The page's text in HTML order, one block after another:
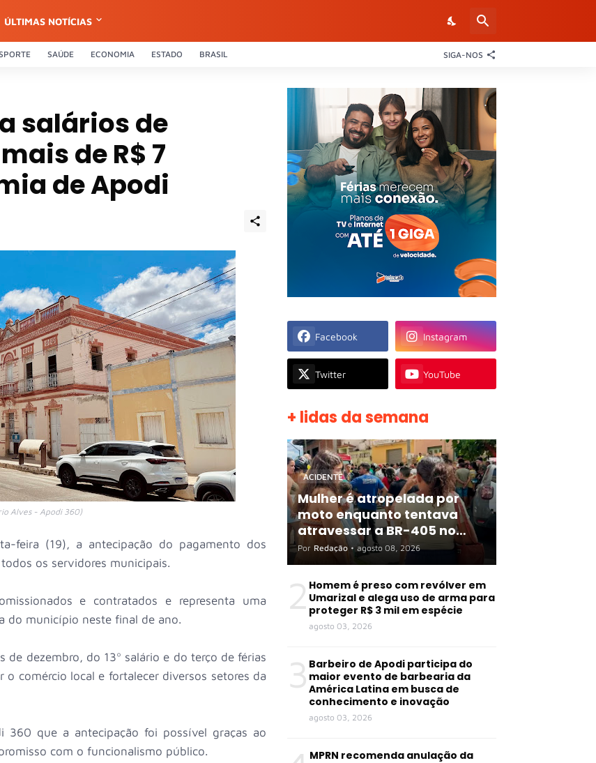
ÚLTIMAS NOTÍCIAS
SAÚDE ECONOMIA ESTADO BRASIL SIGA-NOS
salários de
de R$ 7
de Apodi
Alves - Apodi 360)
feira (19), a antecipação do pagamento dos
os servidores municipais.
e contratados e representa uma
do município neste final de ano.
dezembro, do 13º salário e do terço de férias
o comércio local e fortalecer diversos setores da
360 que a antecipação foi possível graças ao
com o funcionalismo público.
Facebook Instagram
Twitter YouTube
+ lidas da semana
ACIDENTE
Mulher é atropelada por
moto enquanto tentava
atravessar a BR-405 no
Centro de Apodi
Por Redação • agosto 08, 2026
2 Homem é preso com revólver em
Umarizal e alega uso de arma para
proteger R$ 3 mil em espécie
agosto 03, 2026
3 Barbeiro de Apodi participa do
maior evento de barbearia da
América Latina em busca de
conhecimento e inovação
agosto 03, 2026
MPRN recomenda anulação da